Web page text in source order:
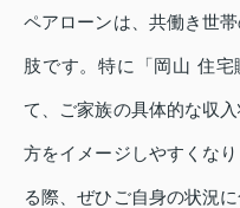
ペアローンは、共働き世
肢です。特に「岡山 住
て、ご家族の具体的な収
方をイメージしやすくな
る際、ぜひご自身の状況